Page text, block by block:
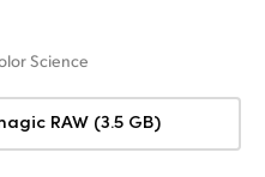
Science
RAW (3.5 GB)